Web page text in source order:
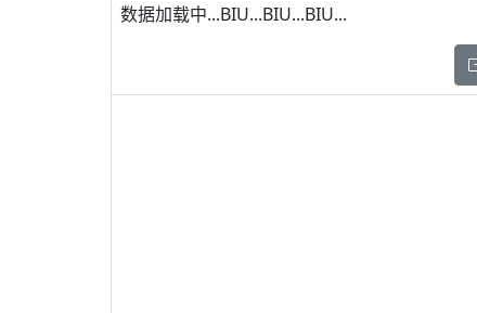
数据加载中...BIU...BIU...BIU...